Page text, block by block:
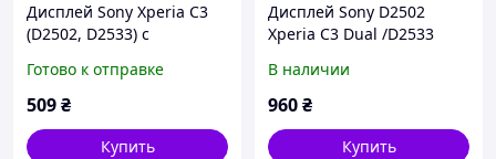
Дисплей Sony Xperia C3
(D2502, D2533) с
рамкой Black (PRC)
Готово к отправке
509₴
Купить
Дисплей Sony D2502
Xperia C3 Dual /D2533
В наличии
960₴
Купить